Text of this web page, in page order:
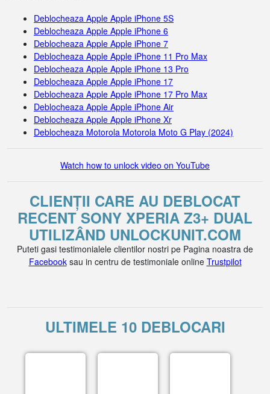
Deblocheaza Apple Apple iPhone 5S
Deblocheaza Apple Apple iPhone 6
Deblocheaza Apple Apple iPhone 7
Deblocheaza Apple Apple iPhone 11 Pro Max
Deblocheaza Apple Apple iPhone 13 Pro
Deblocheaza Apple Apple iPhone 17
Deblocheaza Apple Apple iPhone 17 Pro Max
Deblocheaza Apple Apple iPhone Air
Deblocheaza Apple Apple iPhone Xr
Deblocheaza Motorola Motorola Moto G Play (2024)
Watch how to unlock video on YouTube
CLIENȚII CARE AU DEBLOCAT
RECENT SONY XPERIA Z3+ DUAL
UTILIZÂND UNLOCKUNIT.COM
Puteti gasi testimonialele clientilor nostri pe Pagina noastra de
Facebooksau in centru de testimoniale online Trustpilot
ULTIMELE 10 DEBLOCARI